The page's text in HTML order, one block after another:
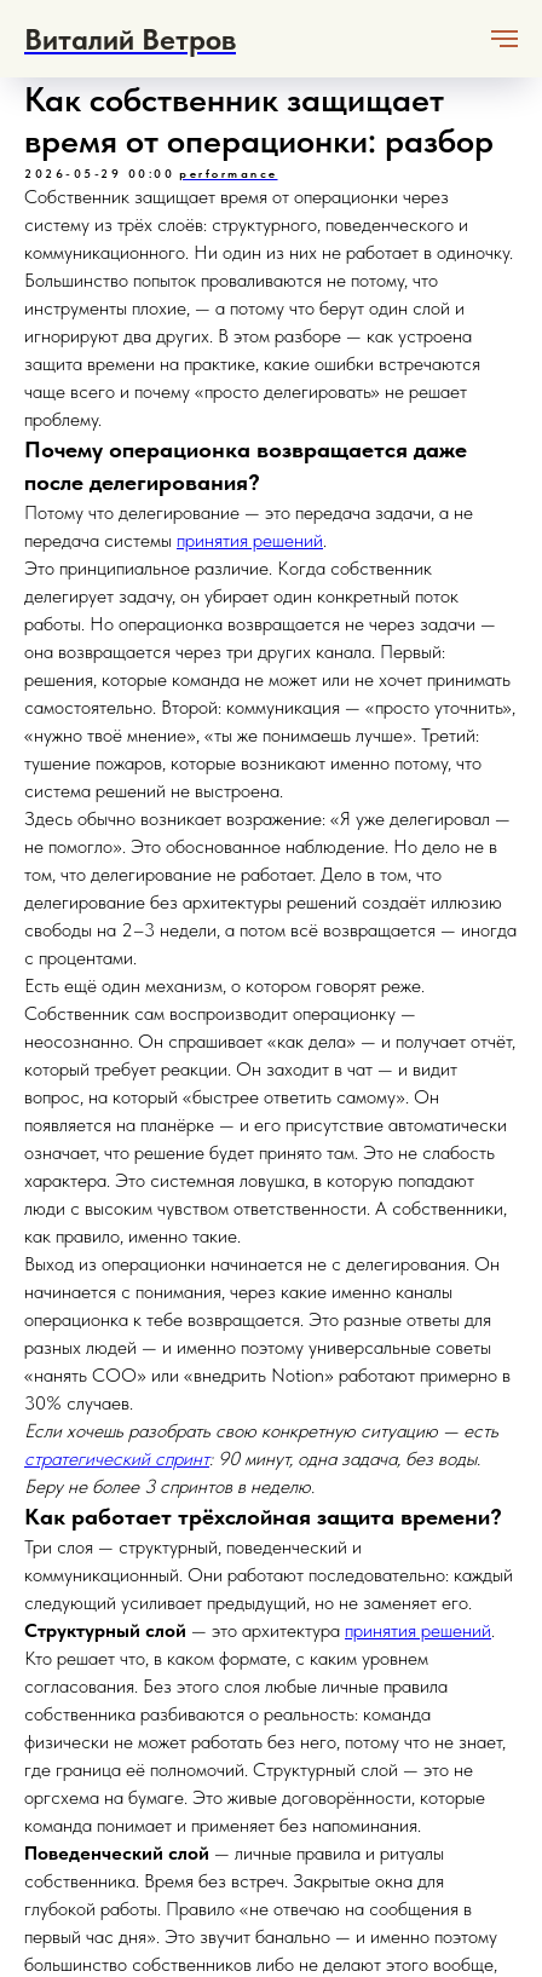
Виталий Ветров
Как собственник защищает
время от операционки: разбор
2026-05-29 00:00 performance
Собственник защищает время от операционки через
систему из трёх слоёв: структурного, поведенческого и
коммуникационного. Ни один из них не работает в одиночку.
Большинство попыток проваливаются не потому, что
инструменты плохие, — а потому что берут один слой и
игнорируют два других. В этом разборе — как устроена
защита времени на практике, какие ошибки встречаются
чаще всего и почему «просто делегировать» не решает
проблему.
Почему операционка возвращается даже
после делегирования?
Потому что делегирование — это передача задачи, а не
передача системы принятия решений.
Это принципиальное различие. Когда собственник
делегирует задачу, он убирает один конкретный поток
работы. Но операционка возвращается не через задачи —
она возвращается через три других канала. Первый:
решения, которые команда не может или не хочет принимать
самостоятельно. Второй: коммуникация — «просто уточнить»,
«нужно твоё мнение», «ты же понимаешь лучше». Третий:
тушение пожаров, которые возникают именно потому, что
система решений не выстроена.
Здесь обычно возникает возражение: «Я уже делегировал —
не помогло». Это обоснованное наблюдение. Но дело не в
том, что делегирование не работает. Дело в том, что
делегирование без архитектуры решений создаёт иллюзию
свободы на 2–3 недели, а потом всё возвращается — иногда
с процентами.
Есть ещё один механизм, о котором говорят реже.
Собственник сам воспроизводит операционку —
неосознанно. Он спрашивает «как дела» — и получает отчёт,
который требует реакции. Он заходит в чат — и видит
вопрос, на который «быстрее ответить самому». Он
появляется на планёрке — и его присутствие автоматически
означает, что решение будет принято там. Это не слабость
характера. Это системная ловушка, в которую попадают
люди с высоким чувством ответственности. А собственники,
как правило, именно такие.
Выход из операционки начинается не с делегирования. Он
начинается с понимания, через какие именно каналы
операционка к тебе возвращается. Это разные ответы для
разных людей — и именно поэтому универсальные советы
«нанять COO» или «внедрить Notion» работают примерно в
30% случаев.
Если хочешь разобрать свою конкретную ситуацию — есть
стратегический спринт: 90 минут, одна задача, без воды.
Беру не более 3 спринтов в неделю.
Как работает трёхслойная защита времени?
Три слоя — структурный, поведенческий и
коммуникационный. Они работают последовательно: каждый
следующий усиливает предыдущий, но не заменяет его.
Структурный слой — это архитектура принятия решений.
Кто решает что, в каком формате, с каким уровнем
согласования. Без этого слоя любые личные правила
собственника разбиваются о реальность: команда
физически не может работать без него, потому что не знает,
где граница её полномочий. Структурный слой — это не
оргсхема на бумаге. Это живые договорённости, которые
команда понимает и применяет без напоминания.
Поведенческий слой — личные правила и ритуалы
собственника. Время без встреч. Закрытые окна для
глубокой работы. Правило «не отвечаю на сообщения в
первый час дня». Это звучит банально — и именно поэтому
большинство собственников либо не делают этого вообще,